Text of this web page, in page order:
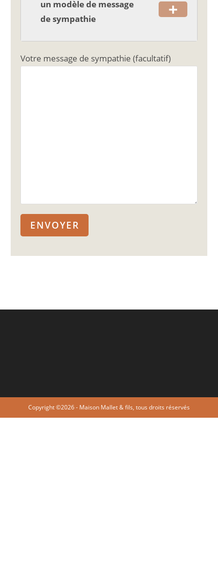
un modèle de message
de sympathie
+
Votre message de sympathie (facultatif)
Copyright ©2026 - Maison Mallet & fils, tous droits réservés